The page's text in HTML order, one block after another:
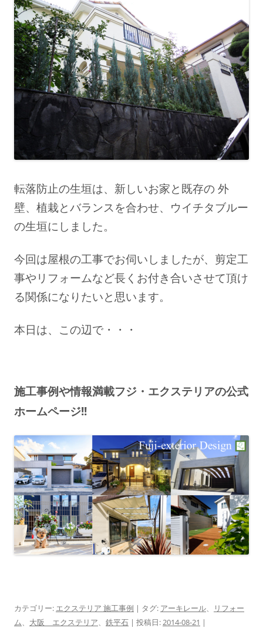
転落防止の生垣は、新しいお家と既存の 外
壁、植栽とバランスを合わせ、ウイチタブルー
の生垣にしました。
今回は屋根の工事でお伺いしましたが、剪定工
事やリフォームなど長くお付き合いさせて頂け
る関係になりたいと思います。
本日は、この辺で・・・
施工事例や情報満載フジ・エクステリアの公式
ホームページ!!
カテゴリー: エクステリア 施工事例 | タグ: アーキレール、
リフォー
ム、 大阪 エクステリア、 鉄平石 | 投稿日:2014-08-21 |